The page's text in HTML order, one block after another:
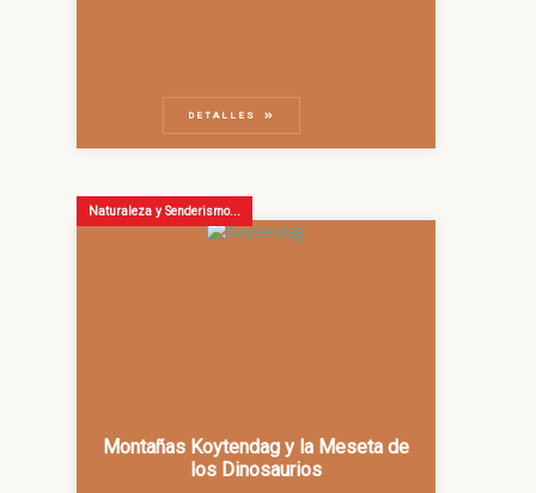
DETALLES
Naturaleza y Senderismo...
Montañas Koytendag y la Meseta de
los Dinosaurios